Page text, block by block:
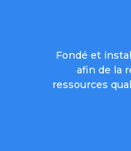
Fondé et
afin de la
ressources